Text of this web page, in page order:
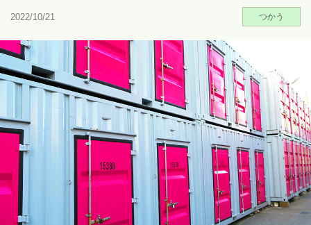
2022/10/21 つかう